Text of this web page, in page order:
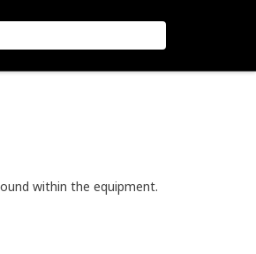
within the equipment.